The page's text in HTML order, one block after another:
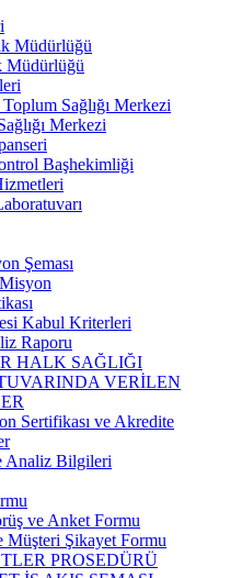
Müdürlüğü
Müdürlüğü
Sağlığı Merkezi
Merkezi
Başhekimliği
Şeması
Kabul Kriterleri
Raporu
HALK SAĞLIĞI
VERİLEN
Sertifikası ve Akredite
Analiz Bilgileri
ve Anket Formu
Müşteri Şikayet Formu
PROSEDÜRÜ